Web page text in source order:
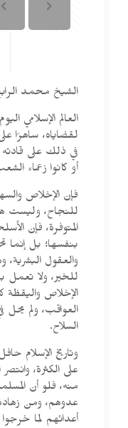
الشيخ محمد
العالم الإسلامي
لقضاياه، ساهرًا
في ذلك على قادته
أو كانوا زعماء
فإن الإخلاص
للنجاح، وليست
المتوفرة، فإن
بنفسها؛ بل إنما
والعقول
للخير، ولا تعمل
الإخلاص واليقظة
العواقب، ولم يحل
السلاح.
وتاريخ الإسلام
على الكثرة،
منه، فلو أن
عدوهم، ومن
أعدائهم لما